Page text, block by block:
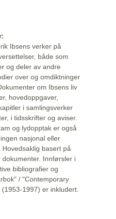
Ibsens verker på
både som
og deler av andre
over og omdiktninger
om Ibsens liv
hovedoppgaver,
i samlingsverker
i tidsskrifter og aviser.
og lydopptak er også
nasjonal eller
basert på
Innførsler i
bibliografier og
/ "Contemporary
1997) er inkludert.